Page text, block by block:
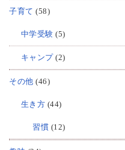
子育て (58)
中学受験 (5)
キャンプ(2)
その他 (46)
生き方 (44)
習慣 (12)